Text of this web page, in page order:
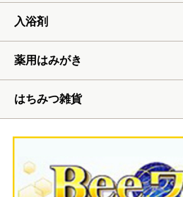
入浴剤
薬用はみがき
はちみつ雑貨